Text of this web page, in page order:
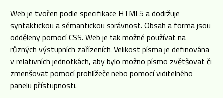
Web je tvořen podle specifikace HTML5 a dodržuje
syntaktickou a sémantickou správnost. Obsah a forma jsou
odděleny pomocí CSS. Web je tak možné používat na
různých výstupních zařízeních. Velikost písma je definována
v relativních jednotkách, aby bylo možno písmo zvětšovat či
zmenšovat pomocí prohlížeče nebo pomocí viditelného
panelu přístupnosti.